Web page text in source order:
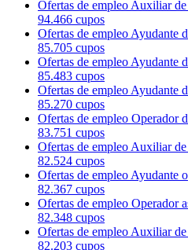
Ofertas de empleo Auxiliar
94.466 cupos
Ofertas de empleo Ayudante
85.705 cupos
Ofertas de empleo Ayudante
85.483 cupos
Ofertas de empleo Ayudante
85.270 cupos
Ofertas de empleo Operador
83.751 cupos
Ofertas de empleo Auxiliar
82.524 cupos
Ofertas de empleo Ayudante
82.367 cupos
Ofertas de empleo Operador
82.348 cupos
Ofertas de empleo Auxiliar
82.203 cupos